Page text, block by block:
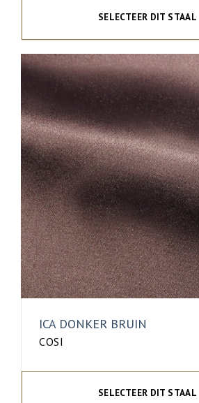
SELECTEER DIT STAAL
ICA DONKER BRUIN
COSI
SELECTEER DIT STAAL